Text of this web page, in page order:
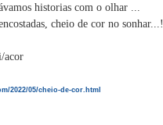
historias com o olhar ...
cheio de cor no sonhar...!
acor
2022/05/cheio-de-cor.html